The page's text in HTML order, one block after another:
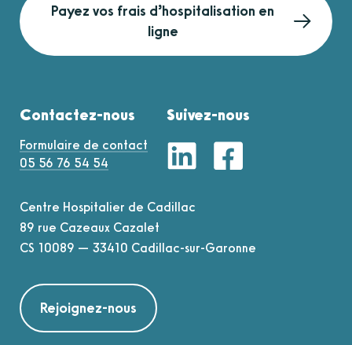
Payez vos frais d’hospitalisation en
ligne
Contactez-nous
Formulaire de contact
05 56 76 54 54
Suivez-nous
Centre Hospitalier de Cadillac
89 rue Cazeaux Cazalet
CS 10089 — 33410 Cadillac-sur-Garonne
Rejoignez-nous